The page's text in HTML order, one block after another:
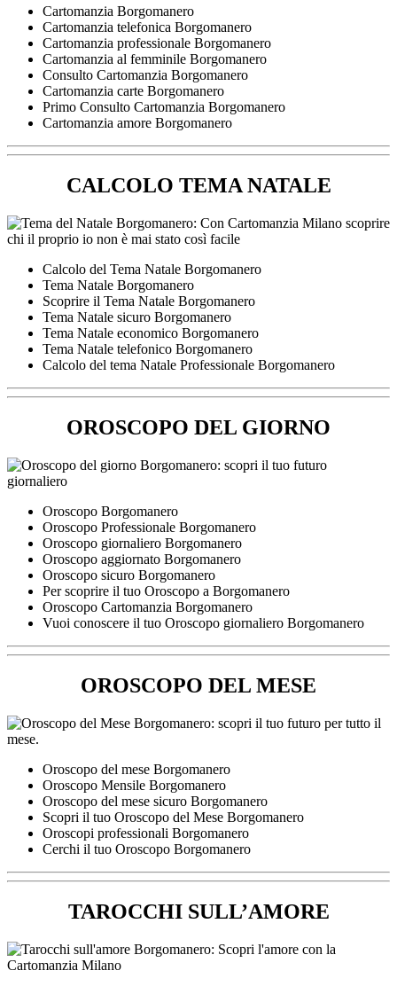
Cartomanzia Borgomanero
Cartomanzia telefonica Borgomanero
Cartomanzia professionale Borgomanero
Cartomanzia al femminile Borgomanero
Consulto Cartomanzia Borgomanero
Cartomanzia carte Borgomanero
Primo Consulto Cartomanzia Borgomanero
Cartomanzia amore Borgomanero
CALCOLO TEMA NATALE
Calcolo del Tema Natale Borgomanero
Tema Natale Borgomanero
Scoprire il Tema Natale Borgomanero
Tema Natale sicuro Borgomanero
Tema Natale economico Borgomanero
Tema Natale telefonico Borgomanero
Calcolo del tema Natale Professionale Borgomanero
OROSCOPO DEL GIORNO
Oroscopo Borgomanero
Oroscopo Professionale Borgomanero
Oroscopo giornaliero Borgomanero
Oroscopo aggiornato Borgomanero
Oroscopo sicuro Borgomanero
Per scoprire il tuo Oroscopo a Borgomanero
Oroscopo Cartomanzia Borgomanero
Vuoi conoscere il tuo Oroscopo giornaliero Borgomanero
OROSCOPO DEL MESE
Oroscopo del mese Borgomanero
Oroscopo Mensile Borgomanero
Oroscopo del mese sicuro Borgomanero
Scopri il tuo Oroscopo del Mese Borgomanero
Oroscopi professionali Borgomanero
Cerchi il tuo Oroscopo Borgomanero
TAROCCHI SULL’AMORE